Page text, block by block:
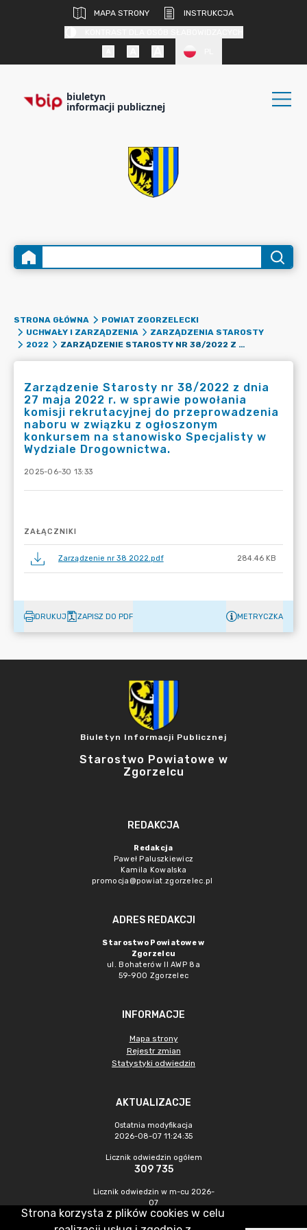
MAPA STRONY
INSTRUKCJA
biuletyn
informacji publicznej
STRONA GŁÓWNA
POWIAT ZGORZELECKI
UCHWAŁY I ZARZĄDZENIA
ZARZĄDZENIA STAROSTY
2022
ZARZĄDZENIE STAROSTY NR 38/2022 Z DNIA 27 MAJA 2022 R. W SPRAWIE POWOŁANIA KOMISJI REKRUTACYJNEJ DO PRZEPROWADZENIA NABORU W ZWIĄZKU Z OGŁOSZONYM KONKURSEM NA STANOWISKO SPECJALISTY W WYDZIALE DROGOWNICTWA.
Zarządzenie Starosty nr 38/2022 z dnia
27 maja 2022 r. w sprawie powołania
komisji rekrutacyjnej do przeprowadzenia
naboru w związku z ogłoszonym
konkursem na stanowisko Specjalisty w
Wydziale Drogownictwa.
2025-06-30 13:33
ZAŁĄCZNIKI
Zarządzenie nr 38 2022.pdf 284.46 KB
DRUKUJ ZAPISZ DO PDF METRYCZKA
Biuletyn Informacji Publicznej
Starostwo Powiatowe w
Zgorzelcu
REDAKCJA
Redakcja
Paweł Paluszkiewicz
Kamila Kowalska
promocja@powiat.zgorzelec.pl
ADRES REDAKCJI
Starostwo Powiatowe w
Zgorzelcu
ul. Bohaterów II AWP 8a
59-900 Zgorzelec
INFORMACJE
Mapa strony
Rejestr zmian
Statystyki odwiedzin
AKTUALIZACJE
Ostatnia modyfikacja
2026-08-07 11:24:35
Licznik odwiedzin ogółem
309 735
Licznik odwiedzin w m-cu 2026-
07
433
Strona korzysta z plików cookies w celu